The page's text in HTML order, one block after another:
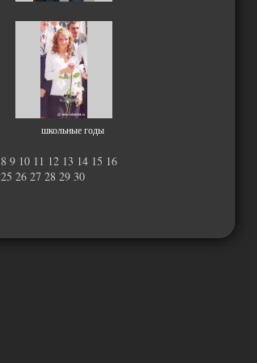
школьные годы
8 9 10 11 12 13 14 15 16
25 26 27 28 29 30